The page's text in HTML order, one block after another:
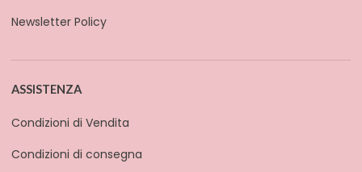
Newsletter Policy
ASSISTENZA
Condizioni di Vendita
Condizioni di consegna